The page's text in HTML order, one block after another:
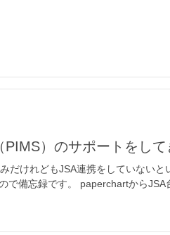
PIMS）のサポートをし
だけれどもJSA連携をしていない
で備忘録です。 paperchartから